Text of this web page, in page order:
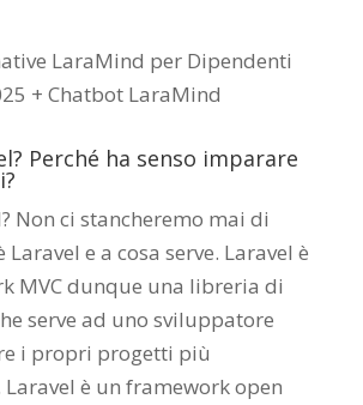
LaraMind per Dipendenti
+ Chatbot LaraMind
Perché ha senso imparare
Non ci stancheremo mai di
Laravel e a cosa serve. Laravel è
MVC dunque una libreria di
serve ad uno sviluppatore
i propri progetti più
è un framework open